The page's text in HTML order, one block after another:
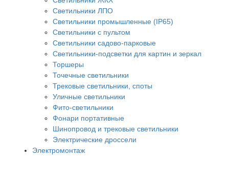
Светильники ЛПО
Светильники промышленные (IP65)
Светильники с пультом
Светильники садово-парковые
Светильники-подсветки для картин и зеркал
Торшеры
Точечные светильники
Трековые светильники, споты
Уличные светильники
Фито-светильники
Фонари портативные
Шинопровод и трековые светильники
Электрические дроссели
Электромонтаж